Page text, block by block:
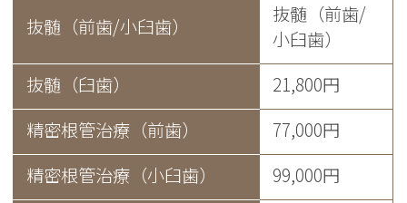
抜髄（前歯/小臼歯）
抜髄（前歯/
小臼歯）
抜髄（臼歯）
21,800円
精密根管治療（前歯）
77,000円
精密根管治療（小臼歯）
99,000円